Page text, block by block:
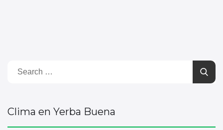
Clima en Yerba Buena